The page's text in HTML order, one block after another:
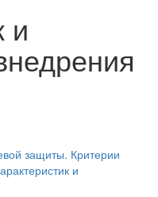
и
защиты. Критерии
и